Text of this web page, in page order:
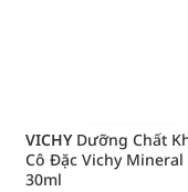
VICHYDưỡng Chất
Cô Đặc Vichy Mineral
30ml